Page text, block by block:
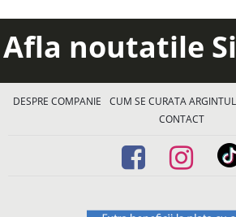
Afla noutatile
DESPRE COMPANIE CUM SE CURATA ARGINTUL
CONTACT